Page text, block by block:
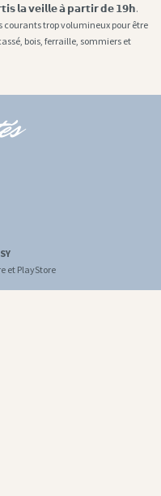
𝗹𝗮 𝘃𝗲𝗶𝗹𝗹𝗲 𝗮̀ 𝗽𝗮𝗿𝘁𝗶𝗿 𝗱𝗲 𝟭𝟵𝗵.
courants trop volumineux pour être
bois, ferraille, sommiers et
et PlayStore